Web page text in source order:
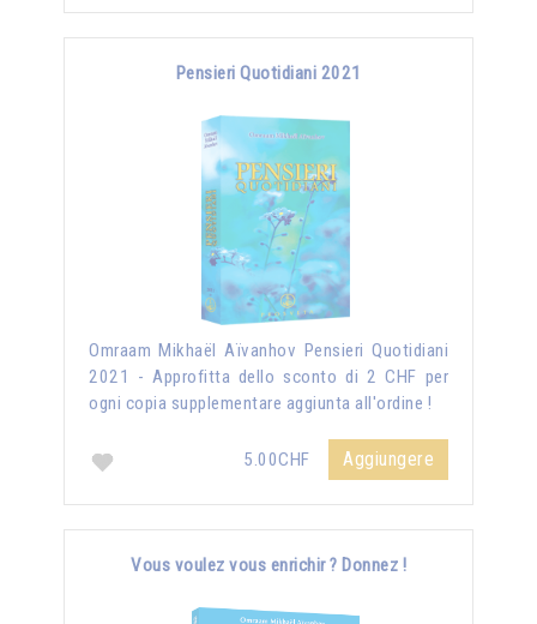
Pensieri Quotidiani 2021
Omraam Mikhaël Aïvanhov Pensieri Quotidiani
2021 - Approfitta dello sconto di 2 CHF per
ogni copia supplementare aggiunta all'ordine !
5.00CHF Aggiungere
Vous voulez vous enrichir ? Donnez !